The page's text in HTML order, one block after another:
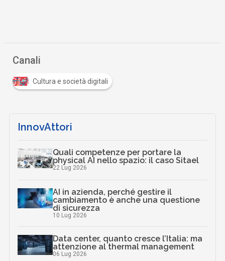
Canali
Cultura e società digitali
InnovAttori
Quali competenze per portare la
physical AI nello spazio: il caso Sitael
22 Lug 2026
AI in azienda, perché gestire il
cambiamento è anche una questione
di sicurezza
10 Lug 2026
Data center, quanto cresce l’Italia: ma
attenzione al thermal management
06 Lug 2026